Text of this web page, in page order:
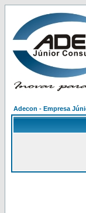
Adecon - Empresa